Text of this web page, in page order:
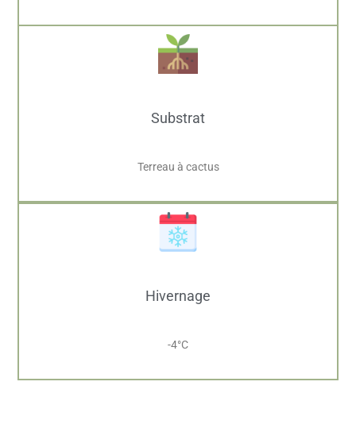
Substrat
Terreau à cactus
Hivernage
-4°C